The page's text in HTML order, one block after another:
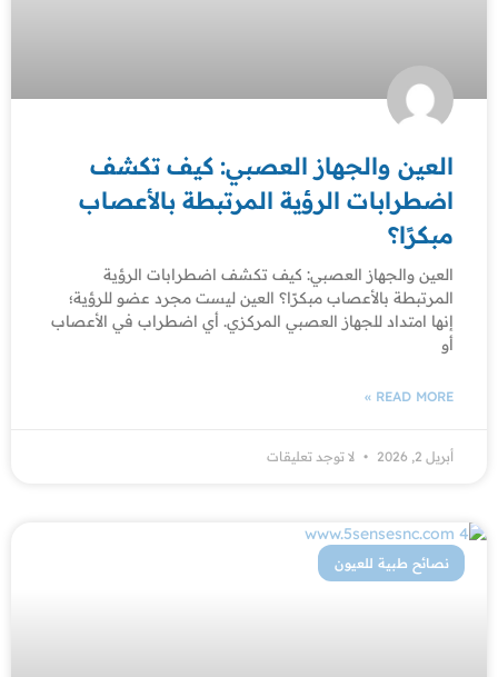
العين والجهاز العصبي: كيف تكشف
اضطرابات الرؤية المرتبطة بالأعصاب
مبكرًا؟
العين والجهاز العصبي: كيف تكشف اضطرابات الرؤية
المرتبطة بالأعصاب مبكرًا؟ العين ليست مجرد عضو للرؤية؛
إنها امتداد للجهاز العصبي المركزي. أي اضطراب في الأعصاب
أو
READ MORE »
أبريل 2, 2026 لا توجد تعليقات
نصائح طبية للعيون